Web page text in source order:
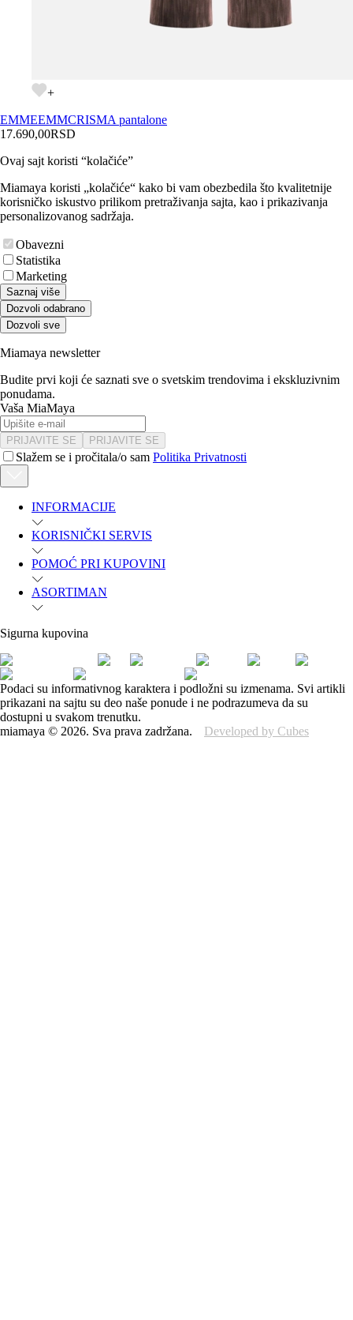
+
EMMEEMMCRISMA pantalone
17.690,00RSD
Ovaj sajt koristi “kolačiće”
Miamaya koristi „kolačiće“ kako bi vam obezbedila što kvalitetnije
korisničko iskustvo prilikom pretraživanja sajta, kao i prikazivanja
personalizovanog sadržaja.
Obavezni
Statistika
Marketing
Saznaj više
Dozvoli odabrano
Dozvoli sve
Miamaya newsletter
Budite prvi koji će saznati sve o svetskim trendovima i ekskluzivnim
ponudama.
Vaša MiaMaya
PRIJAVITE SE PRIJAVITE SE
Slažem se i pročitala/o sam Politika Privatnosti
INFORMACIJE
KORISNIČKI SERVIS
POMOĆ PRI KUPOVINI
ASORTIMAN
Sigurna kupovina
Podaci su informativnog karaktera i podložni su izmenama. Svi artikli
prikazani na sajtu su deo naše ponude i ne podrazumeva da su
dostupni u svakom trenutku.
miamaya © 2026. Sva prava zadržana. Developed by Cubes